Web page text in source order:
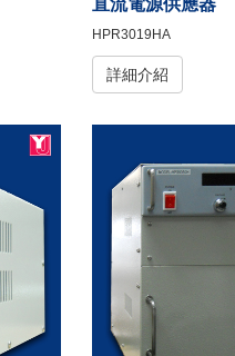
直流電源供應器
HPR3019HA
詳細介紹